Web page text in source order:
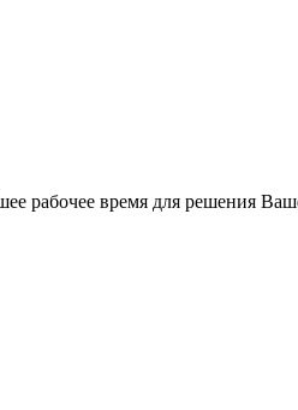
рабочее время для решения